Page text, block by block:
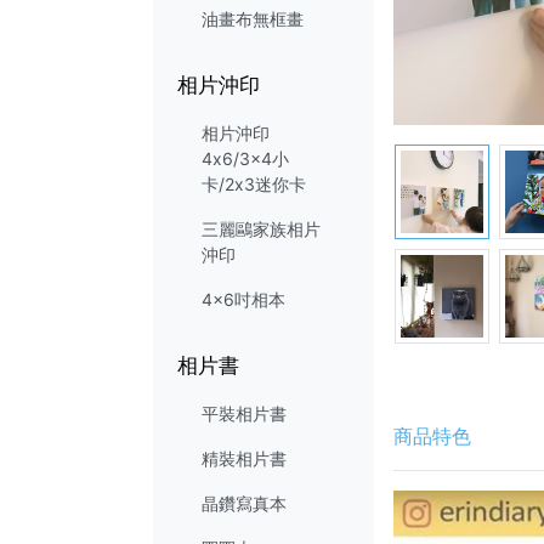
油畫布無框畫
相片沖印
相片沖印
4x6/3x4小
卡/2x3迷你卡
三麗鷗家族相片
沖印
4x6吋相本
相片書
平裝相片書
精裝相片書
晶鑽寫真本
商品特色